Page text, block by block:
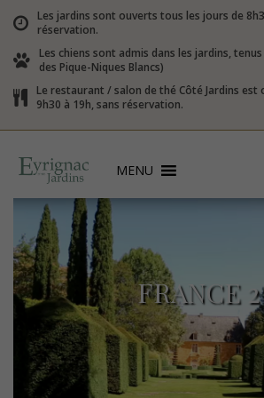
Les jardins sont ouverts tous les jours de
réservation.
Les chiens sont admis dans les jardins,
des Pique-Niques Blancs)
Le restaurant / salon de thé Côté Jardins
9h30 à 19h, sans réservation.
MENU
FRANCE 2